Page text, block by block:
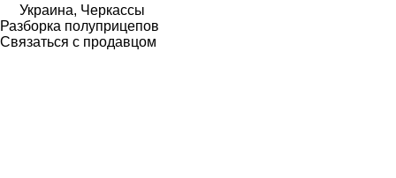
Украина, Черкассы
Разборка полуприцепов
Связаться с продавцом